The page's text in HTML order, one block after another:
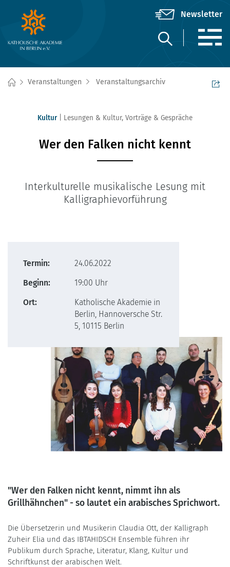
Veranstaltungen Veranstaltungsarchiv
Kultur Lesungen & Kultur, Vorträge & Gespräche
Wer den Falken nicht kennt
Interkulturelle musikalische Lesung mit
Kalligraphievorführung
Termin:
24.06.2022
Beginn:
19:00 Uhr
Ort:
Katholische Akademie in
Berlin, Hannoversche Str.
5, 10115 Berlin
"Wer den Falken nicht kennt, nimmt ihn als
Grillhähnchen" - so lautet ein arabisches Sprichwort.
Die Übersetzerin und Musikerin Claudia Ott, der Kalligraph
Zuheir Elia und das IBTAHIDSCH Ensemble führen ihr
Publikum durch Sprache, Literatur, Klang, Kultur und
Schriftkunst der arabischen Welt.